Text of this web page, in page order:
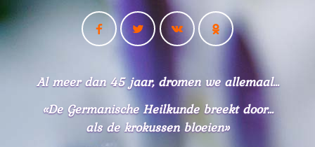
Al meer dan 45 jaar, dromen we allemaal...
«De Germanische Heilkunde breekt door...
als de krokussen bloeien»